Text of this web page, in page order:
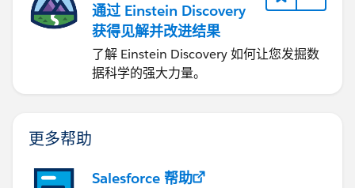
通过 Einstein Discovery
获得见解并改进结果
了解 Einstein Discovery 如何让您发掘数
据科学的强大力量。
更多帮助
Salesforce 帮助